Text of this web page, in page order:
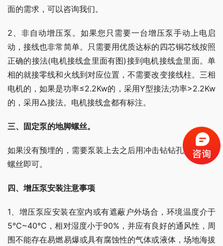
面的需求，可以咨询我们。
2、非自动增压泵。如果您只需要一台增压泵手动上电启
动，接线也非常简单。只需要用优质达标的四芯铜芯线按照
正确的接法(电机接线盒里面有图)接到电机接线盒里面。单
相的就接零线和火线到对应位置，不需要改变接线柱。三相
电机的，如果是功率≤2.2Kw的，采用Y型接法;功率>2.2Kw
的，采用△接法。电机接线盒都有标注。
三、固定泵的地脚螺丝。
如果没有预埋的，需要泵装上去之后用冲击钻钻孔后用膨胀
螺丝即可。
四、增压泵安装注意事项
1、增压泵应安装在室内或有遮蔽户外场合，环境温度介于
5℃~40℃，相对湿度小于90%，并应有良好的通风性，周
围不能存在易燃易爆或具有腐蚀性的气体或液体，场地海拔